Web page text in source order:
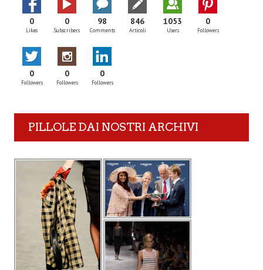
0
Likes
0
Subscribers
98
Comments
846
Articoli
1053
Users
0
Followers
0
Followers
0
Followers
0
Followers
PILLOLE DAI NOSTRI ARCHIVI